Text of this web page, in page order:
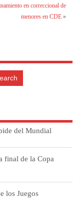
en correccional de
menores en CDE»
del Mundial
final de la Copa
los Juegos